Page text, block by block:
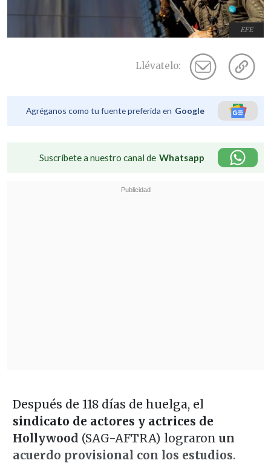
EFE
Llévatelo:
Agréganos como tu fuente preferida en Google
Suscríbete a nuestro canal de Whatsapp
Después de 118 días de huelga, el
sindicato de actores y actrices de
Hollywood (SAG-AFTRA) lograron un
acuerdo provisional con los estudios.